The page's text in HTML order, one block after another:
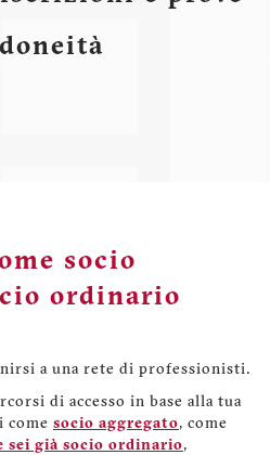
socio
ordinario
a una rete di professionisti.
di accesso in base alla tua
come socio aggregato, come
sei già socio ordinario,